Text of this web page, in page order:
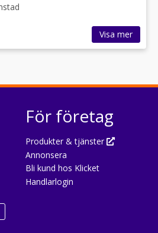
Visa mer
För företag
Produkter & tjänster
Annonsera
Bli kund hos Klicket
Handlarlogin